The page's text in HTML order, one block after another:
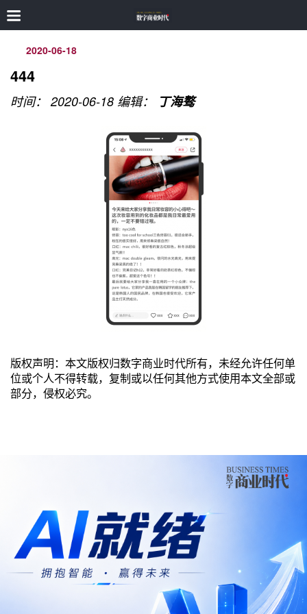
2020-06-18
444
时间： 2020-06-18 编辑： 丁海骜
版权声明：本文版权归数字商业时代所有，未经允许任何单
位或个人不得转载，复制或以任何其他方式使用本文全部或
部分，侵权必究。